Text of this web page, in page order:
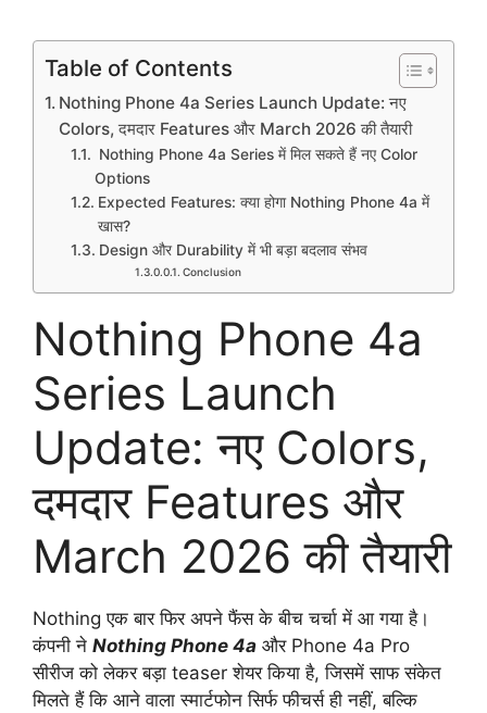
Table of Contents
Nothing Phone 4a Series Launch Update: नए
Colors, दमदार Features और March 2026 की तैयारी
Nothing Phone 4a Series में मिल सकते हैं नए Color
Options
Expected Features: क्या होगा Nothing Phone 4a में
खास?
Design और Durability में भी बड़ा बदलाव संभव
Conclusion
Nothing Phone 4a
Series Launch
Update: नए Colors,
दमदार Features और
March 2026 की तैयारी
Nothing एक बार फिर अपने फैंस के बीच चर्चा में आ गया है।
कंपनी ने Nothing Phone 4a और Phone 4a Pro
सीरीज को लेकर बड़ा teaser शेयर किया है, जिसमें साफ संकेत
मिलते हैं कि आने वाला स्मार्टफोन सिर्फ फीचर्स ही नहीं, बल्कि